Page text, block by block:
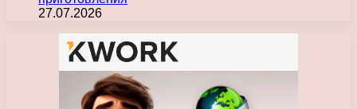
27.07.2026